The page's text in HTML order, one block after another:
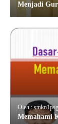
Menjadi
Oleh :
Memahami